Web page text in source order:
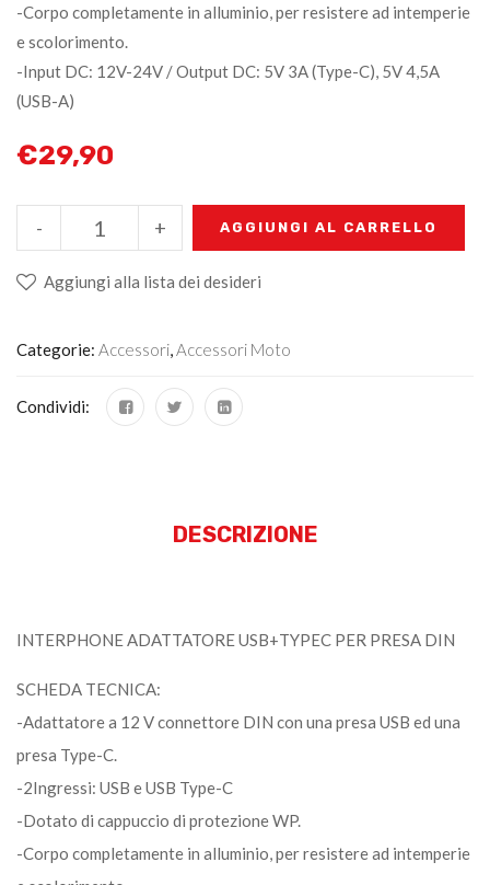
-Corpo completamente in alluminio, per resistere ad intemperie
e scolorimento.
-Input DC: 12V-24V / Output DC: 5V 3A (Type-C), 5V 4,5A
(USB-A)
€29,90
+
- AGGIUNGI AL CARRELLO
Aggiungi alla lista dei desideri
Categorie: Accessori,Accessori Moto
Condividi:
DESCRIZIONE
INTERPHONE ADATTATORE USB+TYPEC PER PRESA DIN
SCHEDA TECNICA:
-Adattatore a 12 V connettore DIN con una presa USB ed una
presa Type-C.
-2Ingressi: USB e USB Type-C
-Dotato di cappuccio di protezione WP.
-Corpo completamente in alluminio, per resistere ad intemperie